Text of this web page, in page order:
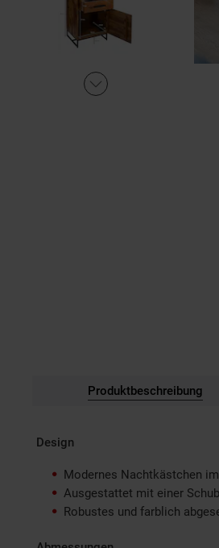
Produktbeschreibung
Design
Modernes Nachtkästchen
Ausgestattet mit einer
Robustes und farblich